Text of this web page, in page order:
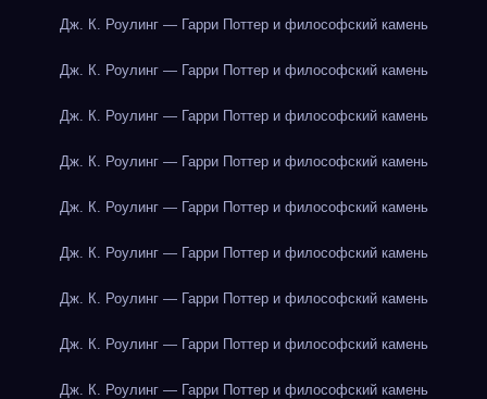
Дж. К. Роулинг — Гарри Поттер и философский камень
Дж. К. Роулинг — Гарри Поттер и философский камень
Дж. К. Роулинг — Гарри Поттер и философский камень
Дж. К. Роулинг — Гарри Поттер и философский камень
Дж. К. Роулинг — Гарри Поттер и философский камень
Дж. К. Роулинг — Гарри Поттер и философский камень
Дж. К. Роулинг — Гарри Поттер и философский камень
Дж. К. Роулинг — Гарри Поттер и философский камень
Дж. К. Роулинг — Гарри Поттер и философский камень